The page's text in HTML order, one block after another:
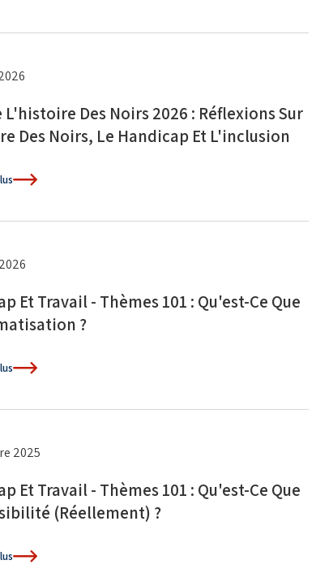
L'histoire Des Noirs 2026 : Réflexions Sur
Des Noirs, Le Handicap Et L'inclusion
Et Travail - Thèmes 101 : Qu'est-Ce Que
?
2025
Et Travail - Thèmes 101 : Qu'est-Ce Que
(réellement) ?